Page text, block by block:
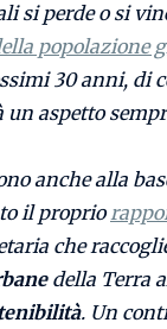
si perde o si
popolazione
30 anni, di
aspetto
anche alla
il proprio
che
della Terra
. Un